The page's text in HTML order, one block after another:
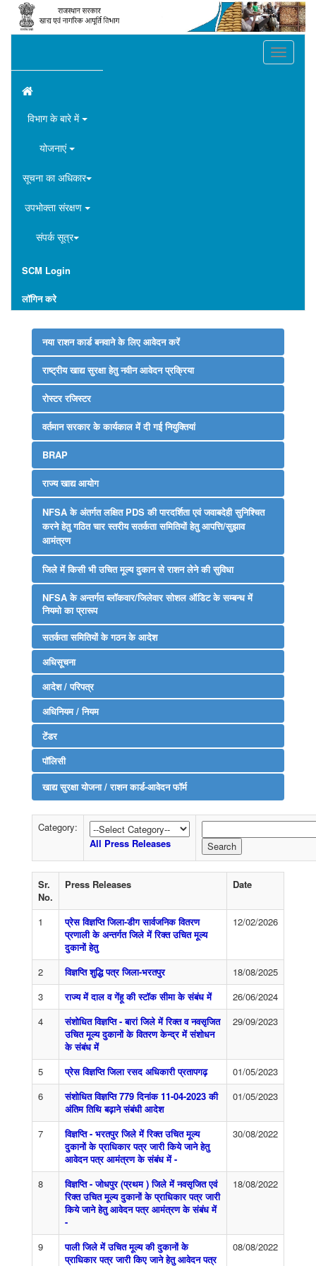
Toggle
navigation
विभाग के बारे में
योजनाएं
सूचना का अधिकार
उपभोक्ता संरक्षण
संपर्क सूत्र
SCM Login
लॉगिन करे
नया राशन कार्ड बनवाने के लिए आवेदन करें
राष्‍ट्रीय खाद्य सुरक्षा हेतु नवीन आवेदन प्रक्रिया
रोस्‍टर रजिस्‍टर
वर्तमान सरकार के कार्यकाल में दी गई नियुक्तियां
BRAP
राज्य खाद्य आयोग
NFSA के अंतर्गत लक्षित PDS की पारदर्शिता एवं जवाबदेही सुनिश्चित
करने हेतु गठित चार स्तरीय सतर्कता समितियों हेतु आपत्ति/सुझाव
आमंत्रण
जिले में किसी भी उचित मूल्य दुकान से राशन लेने की सुविधा
NFSA के अन्तर्गत ब्लॉकवार/जिलेवार सोशल ऑडिट के सम्बन्ध में
नियमो का प्रारूप
सतर्कता समितियों के गठन के आदेश
अधिसूचना
आदेश / परिपत्र
अधिनियम / नियम
टेंडर
पॉलिसी
खाद्य सुरक्षा योजना / राशन कार्ड-आवेदन फॉर्म
Category:
All Press Releases
Sr.
No.
Press Releases Date
1
प्रेस विज्ञप्ति जिला-डीग सार्वजनिक वितरण
प्रणाली के अन्तर्गत जिले में रिक्त उचित मूल्य
दुकानों हेतु
12/02/2026
2 विज्ञप्ति शुद्धि पत्र जिला-भरतपुर
18/08/2025
3
राज्य में दाल व गेंहू की स्टाॅक सीमा के संबंध में
26/06/2024
4
संशोधित विज्ञप्ति - बारां जिले में रिक्त व नवसृजित
उचित मूल्य दुकानों के वितरण केन्द्र में संशोधन
के संबंध में
29/09/2023
5 प्रेस विज्ञप्ति जिला रसद अधिकारी प्रतापगढ़
01/05/2023
6
संशोधित विज्ञप्ति 779 दिनांक 11-04-2023 की
अंतिम तिथि बढ़ाने संबंधी आदेश
01/05/2023
7
विज्ञप्ति - भरतपुर जिले में रिक्त उचित मूल्य
दुकानों के प्राधिकार पत्र जारी किये जाने हेतु
आवेदन पत्र आमंत्रण के संबंध में -
30/08/2022
8
विज्ञप्ति - जोधपुर (प्रथम ) जिले में नवसृजित एवं
रिक्त उचित मूल्य दुकानों के प्राधिकार पत्र जारी
किये जाने हेतु आवेदन पत्र आमंत्रण के संबंध में
-
18/08/2022
9
पाली जिले में उचित मूल्य की दुकानों के
प्राधिकार पत्र जारी किए जाने हेतु आवेदन पत्र
08/08/2022